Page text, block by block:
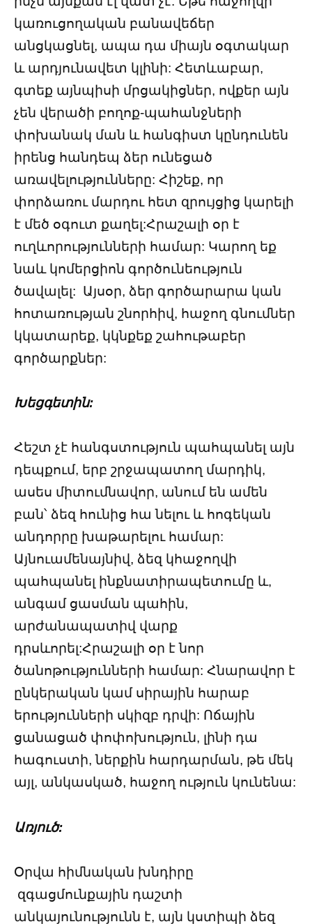
կառուցողական բանավեճեր
անցկացնել, ապա դա միայն օգտակար
և արդյունավետ կլինի: Հետևաբար,
գտեք այնպիսի մրցակիցներ, ովքեր այն
չեն վերածի բողոք-պահանջների
փոխանակ ման և հանգիստ կընդունեն
իրենց հանդեպ ձեր ունեցած
առավելությունները: Հիշեք, որ
փորձառու մարդու հետ զրույցից կարելի
է մեծ օգուտ քաղել:Հրաշալի օր է
ուղևորությունների համար: Կարող եք
նաև կոմերցիոն գործունեություն
ծավալել: Այսօր, ձեր գործարարա կան
հոտառության շնորհիվ, հաջող գնումներ
կկատարեք, կկնքեք շահութաբեր
գործարքներ:
Խեցգետին:
Հեշտ չէ հանգստություն պահպանել այն
դեպքում, երբ շրջապատող մարդիկ,
ասես միտումնավոր, անում են ամեն
բան՝ ձեզ հունից հա նելու և հոգեկան
անդորրը խաթարելու համար:
Այնուամենայնիվ, ձեզ կհաջողվի
պահպանել ինքնատիրապետումը և,
անգամ ցասման պահին,
արժանապատիվ վարք
դրսևորել:Հրաշալի օր է նոր
ծանոթությունների համար: Հնարավոր է
ընկերական կամ սիրային հարաբ
երությունների սկիզբ դրվի: Ոճային
ցանացած փոփոխություն, լինի դա
հագուստի, ներքին հարդարման, թե մեկ
այլ, անկասկած, հաջող ություն կունենա:
Առյուծ:
Օրվա հիմնական խնդիրը
զգացմունքային դաշտի
անկայունությունն է, այն կստիպի ձեզ